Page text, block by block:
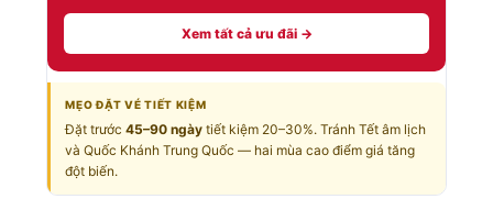
Xem tất cả ưu đãi →
MẸO ĐẶT VÉ TIẾT KIỆM
Đặt trước45–90 ngày tiết kiệm 20–30%. Tránh Tết âm lịch
và Quốc Khánh Trung Quốc — hai mùa cao điểm giá tăng
đột biến.